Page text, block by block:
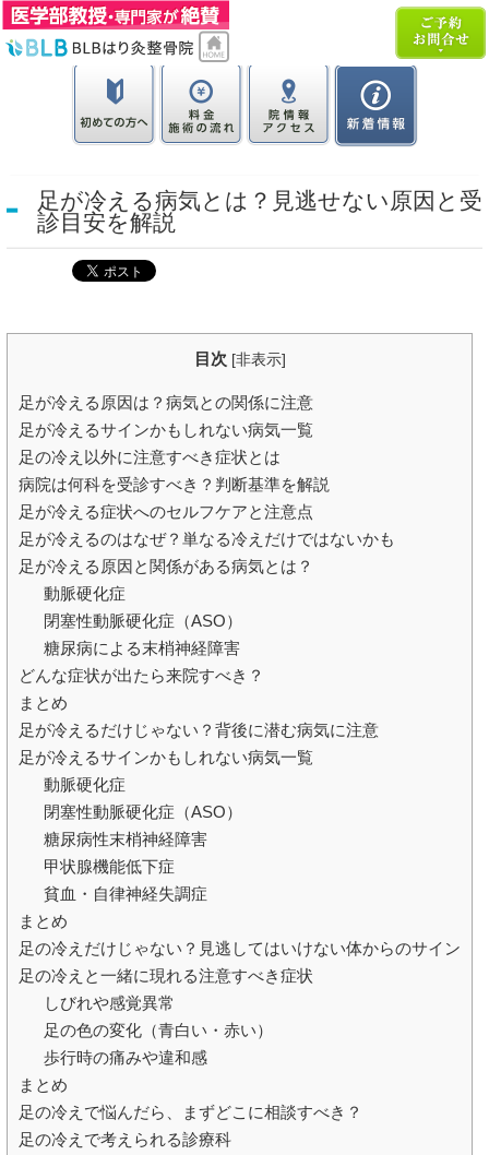
足が冷える病気とは？見逃せない原因と受
診目安を解説
目次 [非表示]
足が冷える原因は？病気との関係に注意
足が冷えるサインかもしれない病気一覧
足の冷え以外に注意すべき症状とは
病院は何科を受診すべき？判断基準を解説
足が冷える症状へのセルフケアと注意点
足が冷えるのはなぜ？単なる冷えだけではないかも
足が冷える原因と関係がある病気とは？
動脈硬化症
閉塞性動脈硬化症（ASO）
糖尿病による末梢神経障害
どんな症状が出たら来院すべき？
まとめ
足が冷えるだけじゃない？背後に潜む病気に注意
足が冷えるサインかもしれない病気一覧
動脈硬化症
閉塞性動脈硬化症（ASO）
糖尿病性末梢神経障害
甲状腺機能低下症
貧血・自律神経失調症
まとめ
足の冷えだけじゃない？見逃してはいけない体からのサイン
足の冷えと一緒に現れる注意すべき症状
しびれや感覚異常
足の色の変化（青白い・赤い）
歩行時の痛みや違和感
まとめ
足の冷えで悩んだら、まずどこに相談すべき？
足の冷えで考えられる診療科